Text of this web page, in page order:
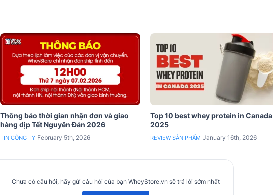
Thông báo thời gian nhận đơn và giao
hàng dịp Tết Nguyên Đán 2026
TIN CÔNG TY February 5th, 2026
Top 10 best whey protein in Canada
2025
REVIEW SẢN PHẨM January 16th, 2026
Chưa có câu hỏi, hãy gửi câu hỏi của bạn WheyStore.vn sẽ trả lời sớm nhất